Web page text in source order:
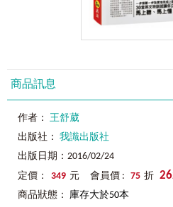
商品訊息
作者： 王舒葳
出版社： 我識出版社
出版日期：2016/02/24
定價：
349 元 會員價 : 75 折
商品狀態： 庫存大於50本